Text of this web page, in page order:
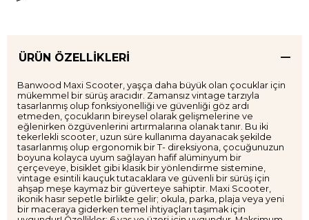
ÜRÜN ÖZELLIKLERI
Banwood Maxi Scooter, yaşça daha büyük olan çocuklar için
mükemmel bir sürüş aracıdır. Zamansız vintage tarzıyla
tasarlanmış olup fonksiyonelliği ve güvenliği göz ardı
etmeden, çocukların bireysel olarak gelişmelerine ve
eğlenirken özgüvenlerini artırmalarına olanak tanır. Bu iki
tekerlekli scooter, uzun süre kullanıma dayanacak şekilde
tasarlanmış olup ergonomik bir T- direksiyona, çocuğunuzun
boyuna kolayca uyum sağlayan hafif alüminyum bir
çerçeveye, bisiklet gibi klasik bir yönlendirme sistemine,
vintage esintili kauçuk tutacaklara ve güvenli bir sürüş için
ahşap meşe kaymaz bir güverteye sahiptir. Maxi Scooter,
ikonik hasır sepetle birlikte gelir; okula, parka, plaja veya yeni
bir maceraya giderken temel ihtiyaçları taşımak için